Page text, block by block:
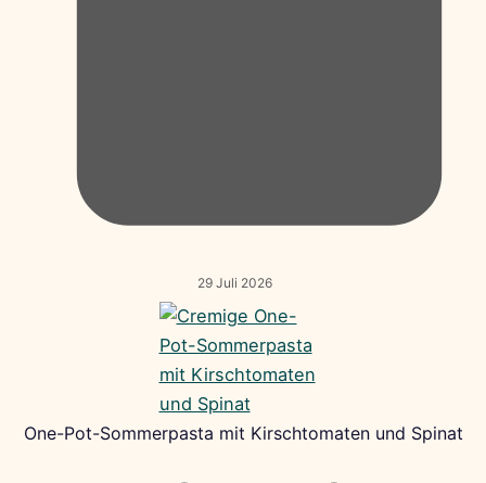
29 Juli 2026
One-Pot-Sommerpasta mit Kirschtomaten und Spinat